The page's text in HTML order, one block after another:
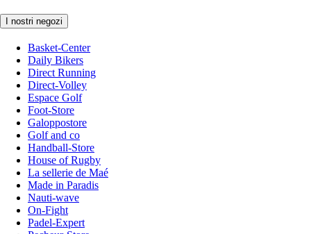
I nostri negozi
Basket-Center
Daily Bikers
Direct Running
Direct-Volley
Espace Golf
Foot-Store
Galoppostore
Golf and co
Handball-Store
House of Rugby
La sellerie de Maé
Made in Paradis
Nauti-wave
On-Fight
Padel-Expert